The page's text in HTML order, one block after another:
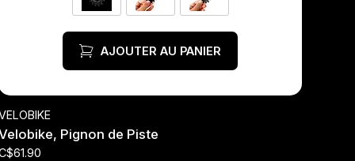
AJOUTER AU PANIER
Pignon de Piste